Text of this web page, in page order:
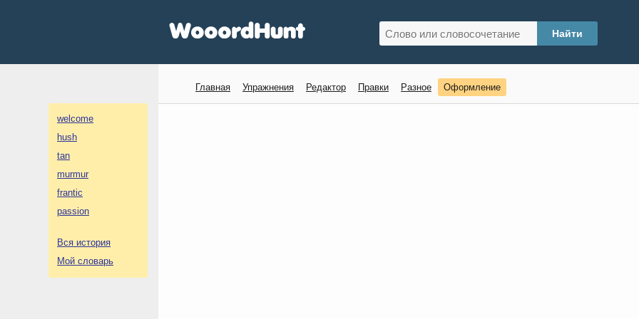
welcome
hush
tan
murmur
frantic
passion
Вся история
Мой словарь
Главная Упражнения Редактор Правки Разное Оформление